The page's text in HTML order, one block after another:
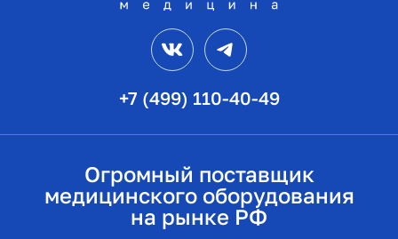
+7 (499) 110-40-49
VK
Огромный поставщик
медицинского оборудования
на рынке РФ